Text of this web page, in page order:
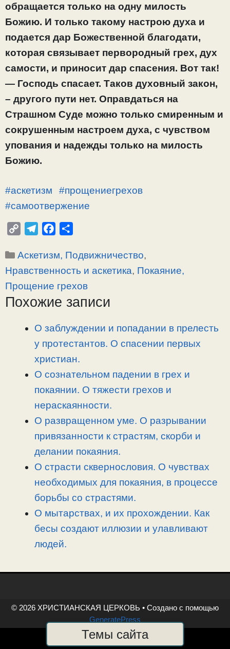
обращается только на одну милость
Божию. И только такому настрою духа и
подается дар Божественной благодати,
которая связывает первородный грех, дух
самости, и приносит дар спасения. Вот так!
— Господь спасает. Таков духовный закон,
– другого пути нет. Оправдаться на
Страшном Суде можно только смиренным и
сокрушенным настроем духа, с чувством
упования и надежды только на милость
Божию.
#аскетизм
#прощениегрехов
#самоотвержение
p
y
n
l
e
a
c
e
o
п
р
и
Рубрики
Аскетизм, Подвижничество,
Нравственность и аскетика, Покаяние,
Прощение грехов
Похожие записи
О заблуждении и попадании в прелесть
у протестантов. О спасении первых
христиан.
О сознательном падении в грех и
покаянии. О тяжести грехов и
нераскаянности.
О развращенном уме. О разрывании
привязанности к страстям, скорби и
делании покаяния.
О страсти сквернословия. О чувствах
необходимых для покаяния, в процессе
борьбы со страстями.
О мытарствах, и их прохождении. Как
бесы создают иллюзии и улавливают
людей.
© 2026 ХРИСТИАНСКАЯ ЦЕРКОВЬ • Создано с помощью
GeneratePress
Темы сайта